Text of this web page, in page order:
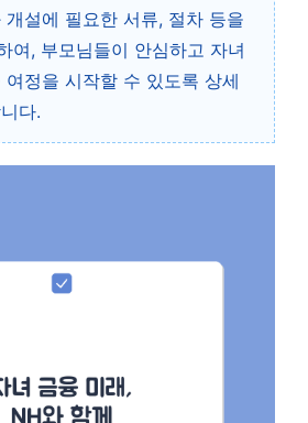
설에 필요한 서류, 절차 등을
여, 부모님들이 안심하고 자녀
정을 시작할 수 있도록 상세
다.